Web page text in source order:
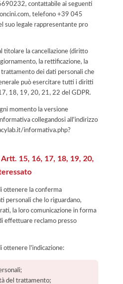
contattabile ai seguenti
telefono +39 045
suo legale rappresentante pro
titolare la cancellazione (diritto
la rettificazione, la
dei dati personali che
può esercitare tutti i diritti
18, 19, 20, 21, 22 del GDPR.
momento la versione
collegandosi all'indirizzo
informativa.php?
15, 16, 17, 18, 19, 20,
ottenere la conferma
personali che lo riguardano,
la loro comunicazione in forma
effettuare reclamo presso
ottenere l'indicazione:
del trattamento;